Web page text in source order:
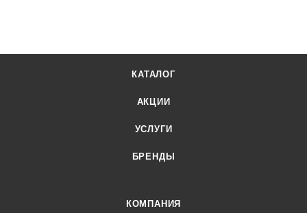
КАТАЛОГ
АКЦИИ
УСЛУГИ
БРЕНДЫ
КОМПАНИЯ